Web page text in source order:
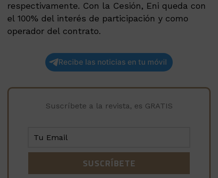
respectivamente. Con la Cesión, Eni queda con
el 100% del interés de participación y como
operador del contrato.
Recibe las noticias en tu móvil
Suscríbete a la revista, es GRATIS